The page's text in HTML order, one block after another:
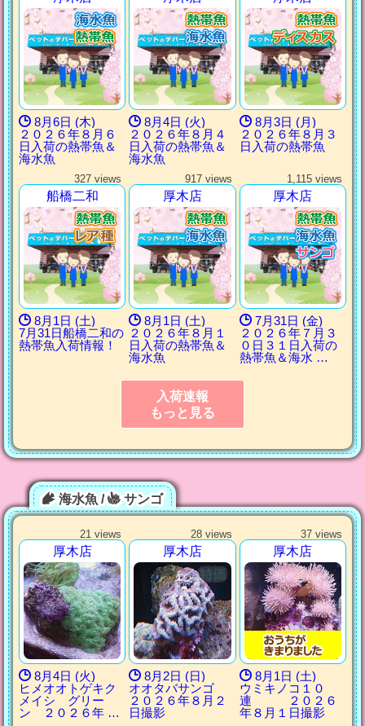
8月6日 (木)
２０２６年８月６
日入荷の熱帯魚＆
海水魚
8月4日 (火)
２０２６年８月４
日入荷の熱帯魚＆
海水魚
8月3日 (月)
２０２６年８月３
日入荷の熱帯魚
327 views
船橋二和
8月1日 (土)
7月31日船橋二和の
熱帯魚入荷情報！
917 views
厚木店
8月1日 (土)
２０２６年８月１
日入荷の熱帯魚＆
海水魚
1,115 views
厚木店
7月31日 (金)
２０２６年７月３
０日３１日入荷の
熱帯魚＆海水 …
入荷速報
もっと見る
海水魚 / サンゴ
21 views
厚木店
8月4日 (火)
ヒメオオトゲキク
メイシ グリー
ン ２０２６年 …
28 views
厚木店
8月2日 (日)
オオタバサンゴ
２０２６年８月２
日撮影
37 views
厚木店
8月1日 (土)
ウミキノコ１０
連 ２０２６
年８月１日撮影